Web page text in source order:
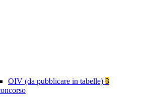
OIV (da pubblicare in tabelle) 3